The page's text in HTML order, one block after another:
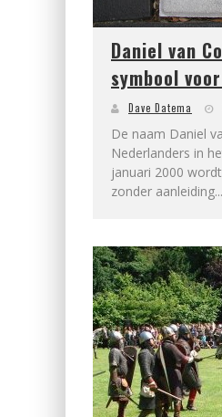
Daniel van
symbool
Dave Datema
De naam Daniel
Nederlanders in
januari 2000
zonder aanleiding...